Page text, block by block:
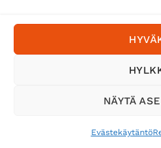
NÄYTÄ
Evästekäytäntö